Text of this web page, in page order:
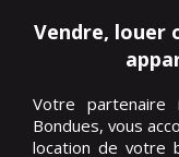
Vendre, louer
Votre partenaire
Bondues, vous
location de votre